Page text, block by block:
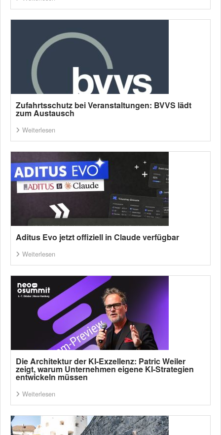
Zufahrtsschutz bei Veranstaltungen: BVVS lädt
zum Austausch
Weiterlesen
Aditus Evo jetzt offiziell in Claude verfügbar
Weiterlesen
Die Architektur der KI-Exzellenz: Patric Weiler
zeigt, warum Unternehmen eigene KI-Strategien
entwickeln müssen
Weiterlesen